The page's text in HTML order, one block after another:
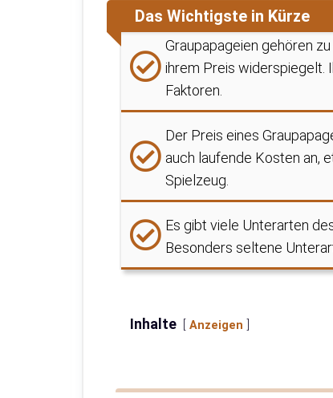
Das Wichtigste in Kürze
Graupapageien gehören
ihrem Preis widerspiegelt.
Faktoren.
Der Preis eines
auch laufende Kosten an,
Spielzeug.
Es gibt viele Unterarten
Besonders seltene
Inhalte Anzeigen